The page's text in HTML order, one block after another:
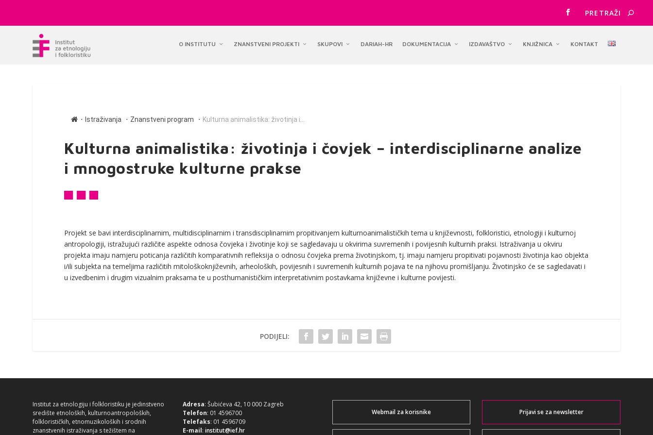
O INSTITUTU ZNANSTVENI PROJEKTI SKUPOVI DARIAH-HR DOKUMENTACIJA IZDAVAŠTVO KNJIŽNICA KONTAKT
∙ Istraživanja ∙ Znanstveni program ∙ Kulturna animalistika: životinja i...
Kulturna animalistika: životinja i čovjek – interdisciplinarne analize
i mnogostruke kulturne prakse
Projekt se bavi interdisciplinarnim, multidisciplinarnim i transdisciplinarnim propitivanjem kulturnoanimalističkih tema u književnosti, folkloristici, etnologiji i kulturnoj
antropologiji, istražujući različite aspekte odnosa čovjeka i životinje koji se sagledavaju u okvirima suvremenih i povijesnih kulturnih praksi. Istraživanja u okviru
projekta imaju namjeru poticanja različitih komparativnih refleksija o odnosu čovjeka prema životinjskom, tj. imaju namjeru propitivati pojavnosti životinja kao objekta
i/ili subjekta na temeljima različitih mitološkoknjiževnih, arheoloških, povijesnih i suvremenih kulturnih pojava te na njihovu promišljanju. Životinjsko će se sagledavati i
u izvedbenim i drugim vizualnim praksama te u posthumanističkim interpretativnim postavkama književne i kulturne povijesti.
PODIJELI:
Institut za etnologiju i folkloristiku je jedinstveno
središte etnoloških, kulturnoantropoloških,
folklorističkih, etnomuzikoloških i srodnih
znanstvenih istraživanja s težištem na
Adresa: Šubićeva 42, 10 000 Zagreb
Telefon: 01 4596700
Telefaks: 01 4596709
E-mail: institut@ief.hr
Webmail za korisnike Prijavi se za newsletter